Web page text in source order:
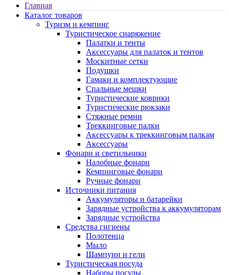
Главная
Каталог товаров
Туризм и кемпинг
Туристическое снаряжение
Палатки и тенты
Аксессуары для палаток и тентов
Москитные сетки
Подушки
Гамаки и комплектующие
Спальные мешки
Туристические коврики
Туристические рюкзаки
Стяжные ремни
Треккинговые палки
Аксессуары к треккинговым палкам
Аксессуары
Фонари и светильники
Налобные фонари
Кемпинговые фонари
Ручные фонари
Источники питания
Аккумуляторы и батарейки
Зарядные устройства к аккумуляторам
Зарядные устройства
Средства гигиены
Полотенца
Мыло
Шампуни и гели
Туристическая посуда
Наборы посуды